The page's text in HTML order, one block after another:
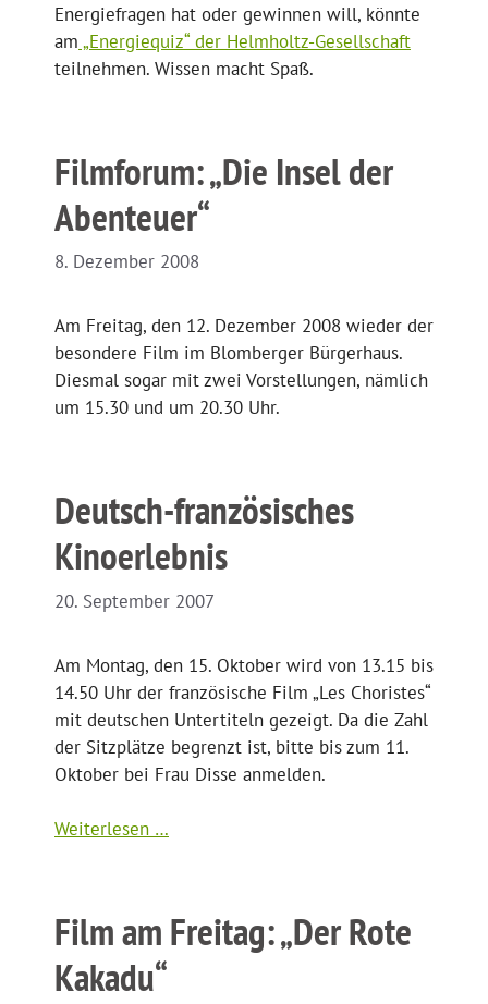
Energiefragen hat oder gewinnen will, könnte
am „Energiequiz“ der Helmholtz-Gesellschaft
teilnehmen. Wissen macht Spaß.
Filmforum: „Die Insel der
Abenteuer“
8. Dezember 2008
Am Freitag, den 12. Dezember 2008 wieder der
besondere Film im Blomberger Bürgerhaus.
Diesmal sogar mit zwei Vorstellungen, nämlich
um 15.30 und um 20.30 Uhr.
Deutsch-französisches
Kinoerlebnis
20. September 2007
Am Montag, den 15. Oktober wird von 13.15 bis
14.50 Uhr der französische Film „Les Choristes“
mit deutschen Untertiteln gezeigt. Da die Zahl
der Sitzplätze begrenzt ist, bitte bis zum 11.
Oktober bei Frau Disse anmelden.
Weiterlesen …
Film am Freitag: „Der Rote
Kakadu“